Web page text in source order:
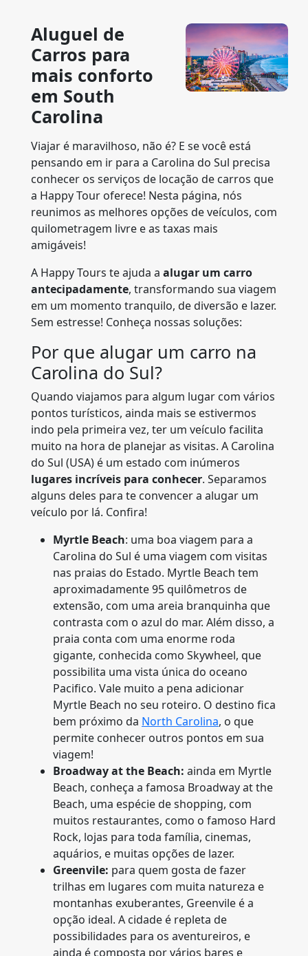
Aluguel de
Carros para
mais conforto
em South
Carolina
Viajar é maravilhoso, não é? E se você está
pensando em ir para a Carolina do Sul precisa
conhecer os serviços de locação de carros que
a Happy Tour oferece! Nesta página, nós
reunimos as melhores opções de veículos, com
quilometragem livre e as taxas mais
amigáveis!
A Happy Tours te ajuda a alugar um carro
antecipadamente, transformando sua viagem
em um momento tranquilo, de diversão e lazer.
Sem estresse! Conheça nossas soluções:
Por que alugar um carro na
Carolina do Sul?
Quando viajamos para algum lugar com vários
pontos turísticos, ainda mais se estivermos
indo pela primeira vez, ter um veículo facilita
muito na hora de planejar as visitas. A Carolina
do Sul (USA) é um estado com inúmeros
lugares incríveis para conhecer. Separamos
alguns deles para te convencer a alugar um
veículo por lá. Confira!
Myrtle Beach: uma boa viagem para a
Carolina do Sul é uma viagem com visitas
nas praias do Estado. Myrtle Beach tem
aproximadamente 95 quilômetros de
extensão, com uma areia branquinha que
contrasta com o azul do mar. Além disso, a
praia conta com uma enorme roda
gigante, conhecida como Skywheel, que
possibilita uma vista única do oceano
Pacifico. Vale muito a pena adicionar
Myrtle Beach no seu roteiro. O destino fica
bem próximo da North Carolina, o que
permite conhecer outros pontos em sua
viagem!
Broadway at the Beach: ainda em Myrtle
Beach, conheça a famosa Broadway at the
Beach, uma espécie de shopping, com
muitos restaurantes, como o famoso Hard
Rock, lojas para toda família, cinemas,
aquários, e muitas opções de lazer.
Greenvile: para quem gosta de fazer
trilhas em lugares com muita natureza e
montanhas exuberantes, Greenvile é a
opção ideal. A cidade é repleta de
possibilidades para os aventureiros, e
ainda é composta por vários bares e